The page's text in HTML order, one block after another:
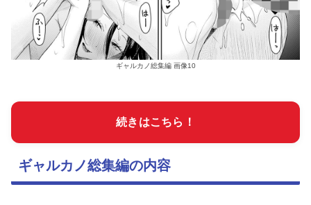
ギャルカノ総集編 画像10
続きはこちら！
ギャルカノ総集編の内容